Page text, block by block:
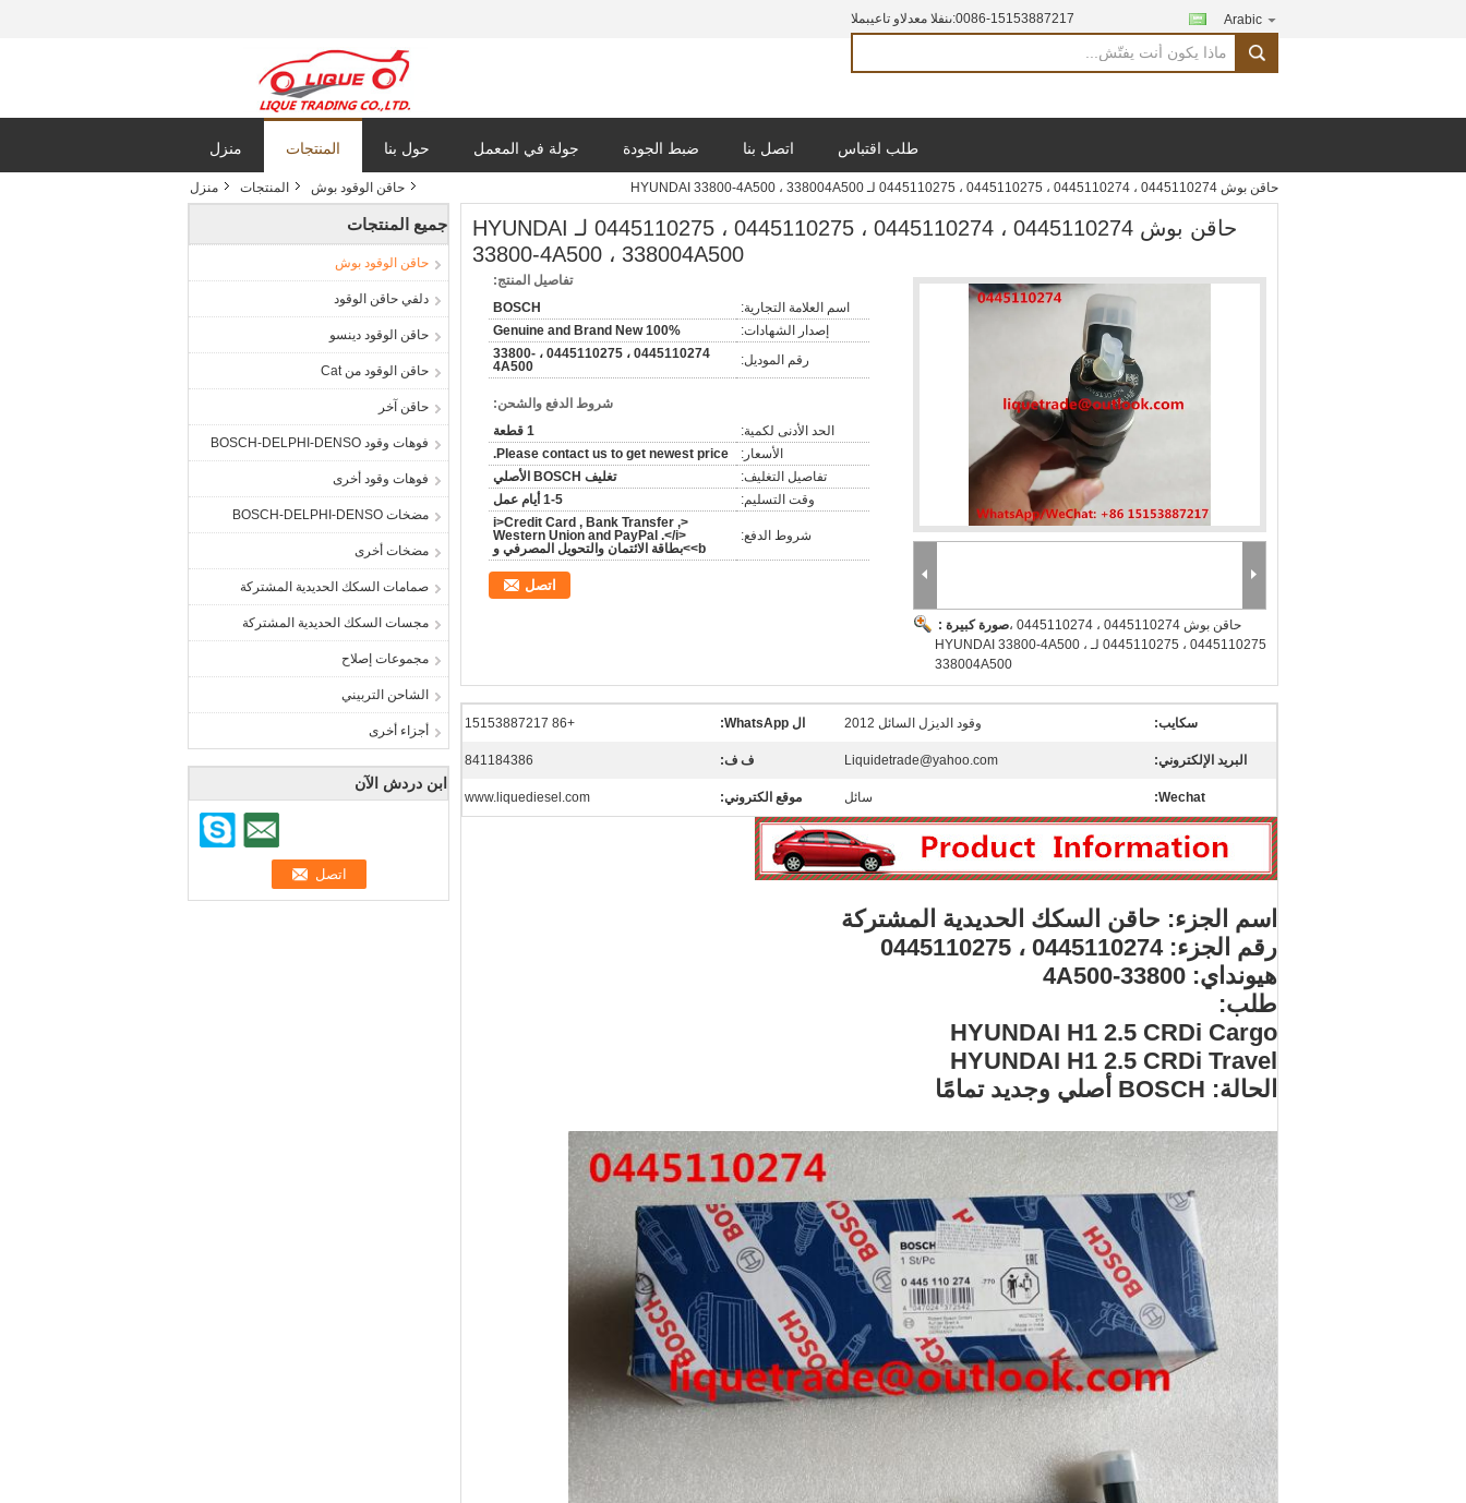
المبيعات والدعم الفنى:0086-15153887217 Arabic
search
منزل المنتجات حول بنا جولة في المعمل ضبط الجودة اتصل بنا طلب اقتباس
منزل المنتجات حاقن الوقود بوش حاقن بوش 0445110274 ، 0445110274 ، 0445110275 ، 0445110275 لـ HYUNDAI 33800-4A500 ، 338004A500
جميع المنتجات
حاقن الوقود بوش
دلفي حاقن الوقود
حاقن الوقود دينسو
حاقن الوقود من Cat
حاقن آخر
فوهات وقود BOSCH-DELPHI-DENSO
فوهات وقود أخرى
مضخات BOSCH-DELPHI-DENSO
مضخات أخرى
صمامات السكك الحديدية المشتركة
مجسات السكك الحديدية المشتركة
مجموعات إصلاح
الشاحن التربيني
أجزاء أخرى
ابن دردش الآن
حاقن بوش 0445110274 ، 0445110274 ، 0445110275 ، 0445110275 لـ HYUNDAI
33800-4A500 ، 338004A500
صورة كبيرة :حاقن بوش 0445110274 ، 0445110274 ،
0445110275 ، 0445110275 لـ HYUNDAI 33800-4A500 ،
338004A500
تفاصيل المنتج:
اسم العلامة التجارية:
BOSCH
إصدار الشهادات:
100% Genuine and Brand New
رقم الموديل:
0445110274 ، 0445110275 ، 33800-
4A500
شروط الدفع والشحن:
الحد الأدنى لكمية:
1 قطعة
الأسعار:
Please contact us to get newest price.
تفاصيل التغليف:
تغليف BOSCH الأصلي
وقت التسليم:
1-5 أيام عمل
شروط الدفع:
<i>Credit Card , Bank Transfer ,
Western Union and PayPal .</i>
<b>بطاقة الائتمان والتحويل المصرفي و
اتصل
سكايب: وقود الديزل السائل 2012 ال WhatsApp: +86 15153887217
البريد الإلكتروني: Liquidetrade@yahoo.com ف ف: 841184386
Wechat: سائل موقع الكتروني: www.liquediesel.com
اسم الجزء: حاقن السكك الحديدية المشتركة
رقم الجزء: 0445110274 ، 0445110275
هيونداي: 33800-4A500
طلب:
HYUNDAI H1 2.5 CRDi Cargo
HYUNDAI H1 2.5 CRDi Travel
الحالة: BOSCH أصلي وجديد تمامًا